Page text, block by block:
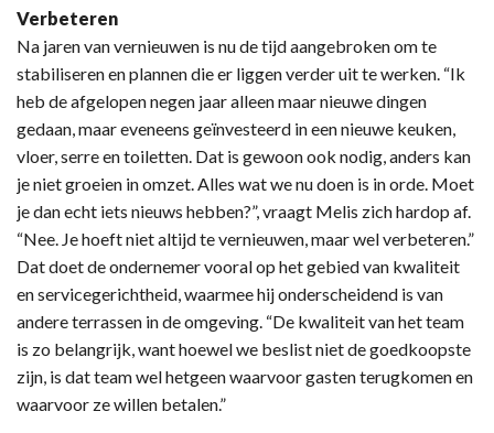
Verbeteren
Na jaren van vernieuwen is nu de tijd aangebroken om te
stabiliseren en plannen die er liggen verder uit te werken. “Ik
heb de afgelopen negen jaar alleen maar nieuwe dingen
gedaan, maar eveneens geïnvesteerd in een nieuwe keuken,
vloer, serre en toiletten. Dat is gewoon ook nodig, anders kan
je niet groeien in omzet. Alles wat we nu doen is in orde. Moet
je dan echt iets nieuws hebben?”, vraagt Melis zich hardop af.
“Nee. Je hoeft niet altijd te vernieuwen, maar wel verbeteren.”
Dat doet de ondernemer vooral op het gebied van kwaliteit
en servicegerichtheid, waarmee hij onderscheidend is van
andere terrassen in de omgeving. “De kwaliteit van het team
is zo belangrijk, want hoewel we beslist niet de goedkoopste
zijn, is dat team wel hetgeen waarvoor gasten terugkomen en
waarvoor ze willen betalen.”